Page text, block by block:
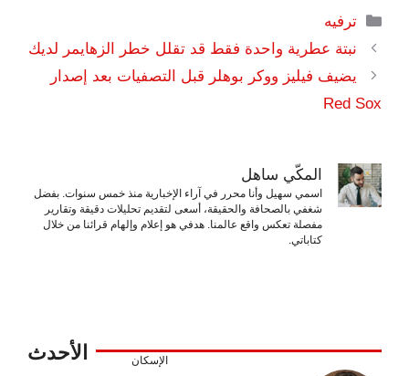
التصنيفات
ترفيه
نبتة عطرية واحدة فقط قد تقلل خطر الزهايمر لديك
يضيف فيليز ووكر بوهلر قبل التصفيات بعد إصدار
Red Sox
المكّي ساهل
اسمي سهيل وأنا محرر في آراء الإخبارية منذ خمس سنوات. بفضل
شغفي بالصحافة والحقيقة، أسعى لتقديم تحليلات دقيقة وتقارير
مفصلة تعكس واقع عالمنا. هدفي هو إعلام وإلهام قرائنا من خلال
كتاباتي.
الأحدث الإسكان